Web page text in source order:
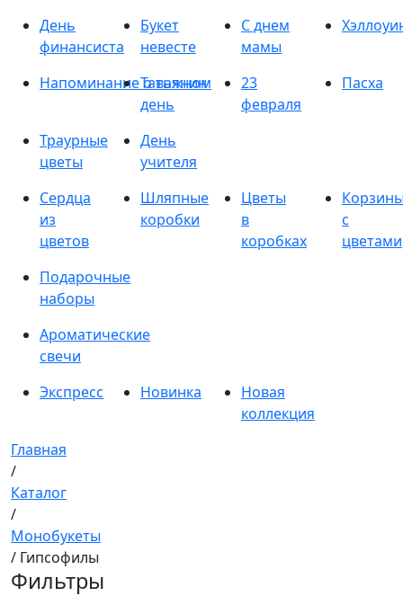
День
финансиста
Букет
невесте
С днем
мамы
Напоминание о важном
Татьянин
день
23
февраля
Пасха
Траурные
цветы
День
учителя
Сердца
из
цветов
Шляпные
коробки
Цветы
в
коробках
с
цветами
Подарочные
наборы
Ароматические
свечи
Экспресс
Новинка
Новая
коллекция
Главная
/
Каталог
/
Монобукеты
/ Гипсофилы
Фильтры